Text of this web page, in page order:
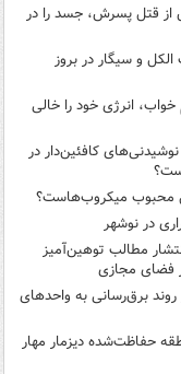
قتل پسرش، جسد را در
و سیگار در بروز
انرژی خود را خالی
کافئین‌دار در
محبوب میکروب‌هاست؟
در نوشهر
مطالب توهین‌آمیز
فضای مجازی
روند برق‌رسانی به واحدهای
حفاظت‌شده دیزمار مهار